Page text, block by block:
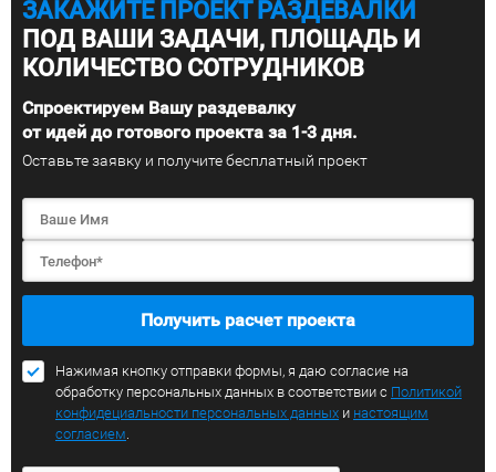
ЗАКАЖИТЕ ПРОЕКТ РАЗДЕВАЛКИ
ПОД ВАШИ ЗАДАЧИ, ПЛОЩАДЬ И
КОЛИЧЕСТВО СОТРУДНИКОВ
Спроектируем Вашу раздевалку
от идей до готового проекта за 1-3 дня.
Оставьте заявку и получите бесплатный проект
Получить расчет проекта
Нажимая кнопку отправки формы, я даю согласие на
обработку персональных данных в соответствии с Политикой
конфидециальности персональных данных и настоящим
согласием.